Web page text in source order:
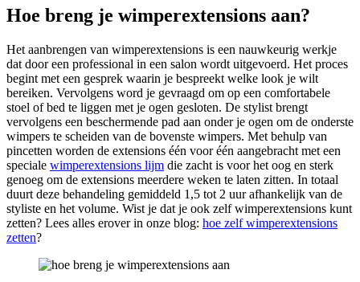
Hoe breng je wimperextensions aan?
Het aanbrengen van wimperextensions is een nauwkeurig werkje
dat door een professional in een salon wordt uitgevoerd. Het proces
begint met een gesprek waarin je bespreekt welke look je wilt
bereiken. Vervolgens word je gevraagd om op een comfortabele
stoel of bed te liggen met je ogen gesloten. De stylist brengt
vervolgens een beschermende pad aan onder je ogen om de onderste
wimpers te scheiden van de bovenste wimpers. Met behulp van
pincetten worden de extensions één voor één aangebracht met een
speciale wimperextensions lijm die zacht is voor het oog en sterk
genoeg om de extensions meerdere weken te laten zitten. In totaal
duurt deze behandeling gemiddeld 1,5 tot 2 uur afhankelijk van de
styliste en het volume. Wist je dat je ook zelf wimperextensions kunt
zetten? Lees alles erover in onze blog: hoe zelf wimperextensions
zetten?